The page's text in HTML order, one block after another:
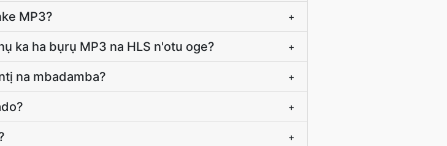
MP3? +
ka ha bụrụ MP3 na HLS n'otu oge? +
na mbadamba? +
+
+